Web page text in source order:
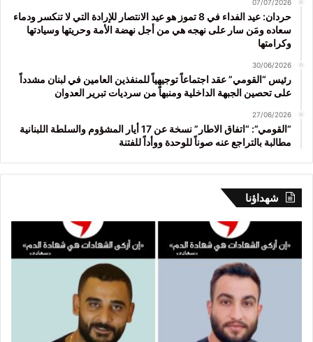
07/07/2026
حردان: عيد الفداء في 8 تموز هو عيد الانتصار للإرادة التي لا تنكسر ودماء
سعاده ومَن سار على نهجه هي من أجل نهضة الأمة وحريتها وسيادتها
وكرامتها
30/06/2026
رئيس “القومي” عقد اجتماعاً توجيهياً للمنفذين العامين في لبنان مشدداً
على تحصين الجبهة الداخلية ومنبهاً من سرديات تبرير العدوان
27/06/2026
“القومي”: “اتفاق الاطار” نسخة عن 17 أيار المشؤوم والسلطة اللبنانية
مطالبة بالتراجع عنه صوناً للوحدة ووأداً للفتنة
شهداؤنا